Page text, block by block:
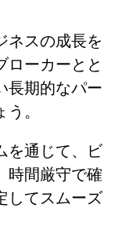
ネスの成長を
ローカーとと
長期的なパー
。
を通じて、ビ
時間厳守で確
してスムーズ